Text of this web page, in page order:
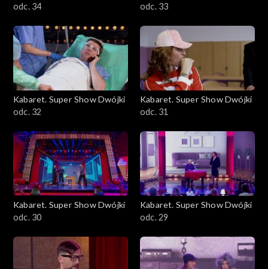
odc. 34
odc. 33
Kabaret. Super Show Dwójki
odc. 32
Kabaret. Super Show Dwójki
odc. 31
Kabaret. Super Show Dwójki
odc. 30
Kabaret. Super Show Dwójki
odc. 29